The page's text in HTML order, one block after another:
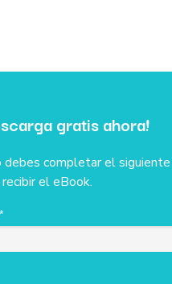
gratis ahora!
debes completar el
el eBook.